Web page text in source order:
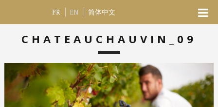
FR EN 简体中文
CHATEAUCHAUVIN_09